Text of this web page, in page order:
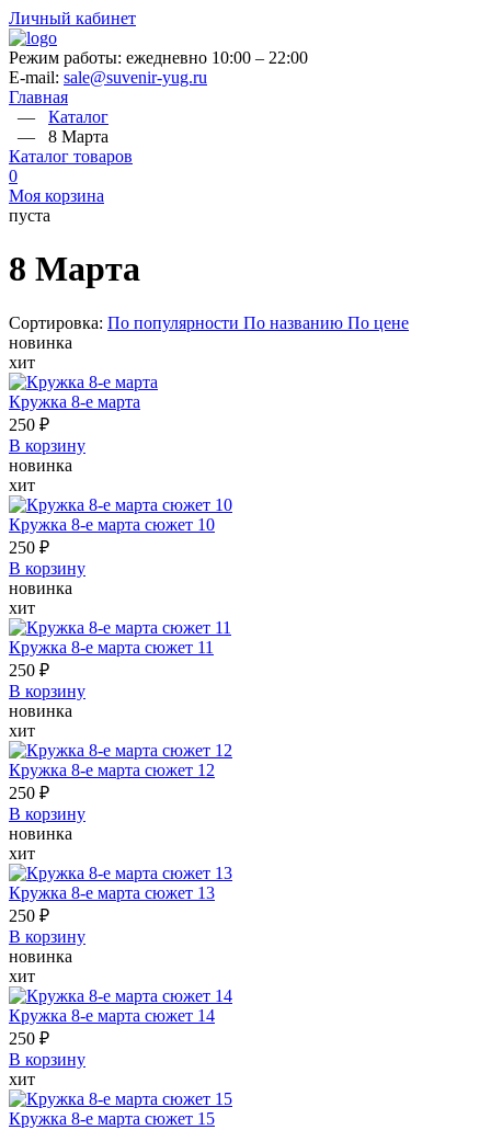
Личный кабинет
Режим работы: ежедневно 10:00 – 22:00
E-mail: sale@suvenir-yug.ru
Главная
— Каталог
— 8 Марта
Каталог товаров
0
Моя корзина
пуста
8 Марта
Сортировка: По популярности По названию По цене
новинка
хит
Кружка 8-е марта
250 ₽
В корзину
новинка
хит
Кружка 8-е марта сюжет 10
250 ₽
В корзину
новинка
хит
Кружка 8-е марта сюжет 11
250 ₽
В корзину
новинка
хит
Кружка 8-е марта сюжет 12
250 ₽
В корзину
новинка
хит
Кружка 8-е марта сюжет 13
250 ₽
В корзину
новинка
хит
Кружка 8-е марта сюжет 14
250 ₽
В корзину
хит
Кружка 8-е марта сюжет 15